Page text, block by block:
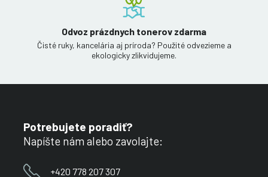
Odvoz prázdnych tonerov zdarma
Čisté ruky, kancelária aj príroda? Použité odvezieme a
ekologicky zlikvidujeme.
Potrebujete poradiť?
Napíšte nám alebo zavolajte:
+420 778 207 307